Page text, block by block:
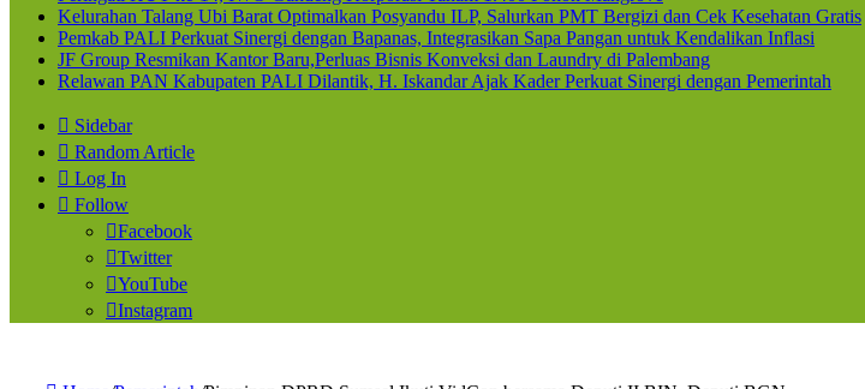
Kelurahan Talang Ubi Barat Optimalkan Posyandu ILP, Salurkan PMT Bergizi dan Cek Kesehatan Gratis
Pemkab PALI Perkuat Sinergi dengan Bapanas, Integrasikan Sapa Pangan untuk Kendalikan Inflasi
JF Group Resmikan Kantor Baru,Perluas Bisnis Konveksi dan Laundry di Palembang
Relawan PAN Kabupaten PALI Dilantik, H. Iskandar Ajak Kader Perkuat Sinergi dengan Pemerintah
Sidebar
Random Article
Log In
Follow
Facebook
Twitter
YouTube
Instagram